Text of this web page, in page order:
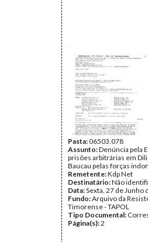
Pasta:06503.078
Assunto:Denúncia pela
prisões arbitrárias em
Baucau pelas forças
Remetente:Kdp Net
Destinatário:Não
Data:Sexta, 27 de Junho
Fundo:Arquivo da
Timorense - TAPOL
Tipo Documental:
Página(s):2